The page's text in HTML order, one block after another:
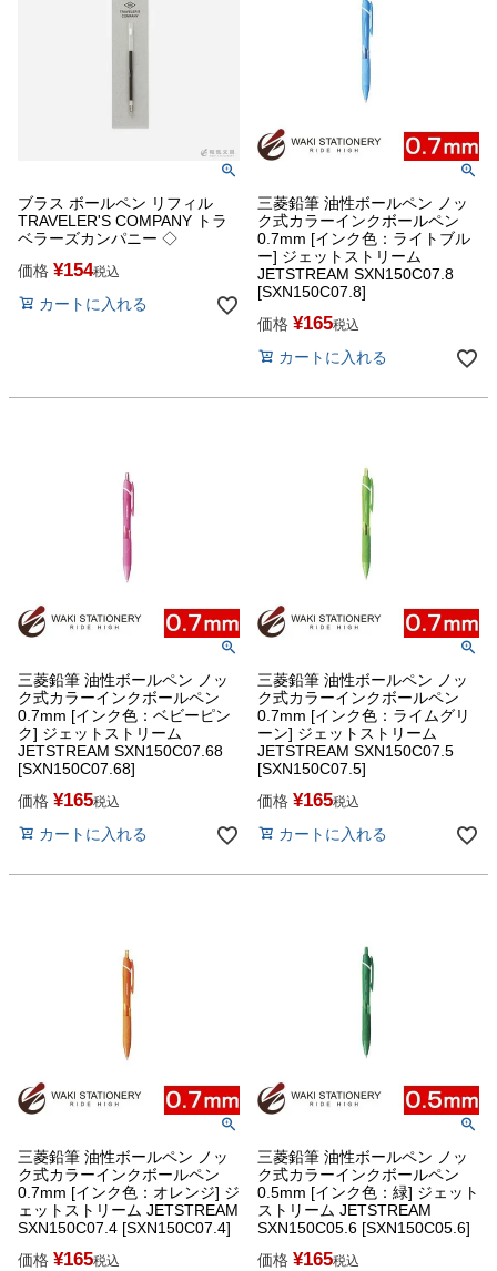
ブラス ボールペン リフィル
TRAVELER'S COMPANY トラ
ベラーズカンパニー ◇
価格 ¥154税込
カートに入れる
三菱鉛筆 油性ボールペン ノッ
ク式カラーインクボールペン
0.7mm [インク色：ライトブル
ー] ジェットストリーム
JETSTREAM SXN150C07.8
[SXN150C07.8]
価格 ¥165税込
カートに入れる
三菱鉛筆 油性ボールペン ノッ
ク式カラーインクボールペン
0.7mm [インク色：ベビーピン
ク] ジェットストリーム
JETSTREAM SXN150C07.68
[SXN150C07.68]
価格 ¥165税込
カートに入れる
三菱鉛筆 油性ボールペン ノッ
ク式カラーインクボールペン
0.7mm [インク色：ライムグリ
ーン] ジェットストリーム
JETSTREAM SXN150C07.5
[SXN150C07.5]
価格 ¥165税込
カートに入れる
三菱鉛筆 油性ボールペン ノッ
ク式カラーインクボールペン
0.7mm [インク色：オレンジ] ジ
ェットストリーム JETSTREAM
SXN150C07.4 [SXN150C07.4]
価格 ¥165税込
三菱鉛筆 油性ボールペン ノッ
ク式カラーインクボールペン
0.5mm [インク色：緑] ジェット
ストリーム JETSTREAM
SXN150C05.6 [SXN150C05.6]
価格 ¥165税込